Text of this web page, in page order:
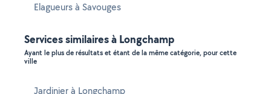
Elagueurs à Savouges
Services similaires à Longchamp
Ayant le plus de résultats et étant de la même catégorie, pour cette
ville
Jardinier à Longchamp